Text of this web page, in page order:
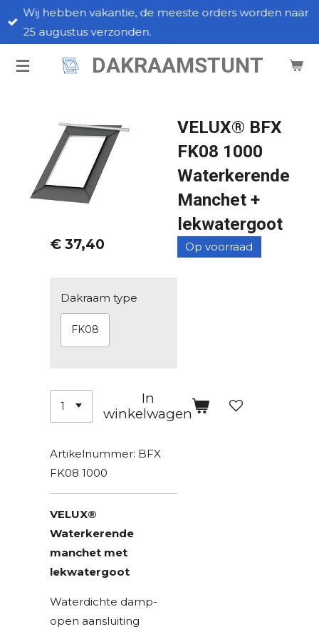
Ga
direct
de
DAKRAAMSTUNT
Wij hebben vakantie, de meeste orders worden naar
25 augustus verzonden.
VELUX® BFX
FK08 1000
Waterkerende
Manchet +
lekwatergoot
Op voorraad
€ 37,40
Dakraam type
FK08
In
winkelwagen
Artikelnummer: BFX
FK08 1000
VELUX®
Waterkerende
manchet met
lekwatergoot
Waterdichte damp-
open aansluiting